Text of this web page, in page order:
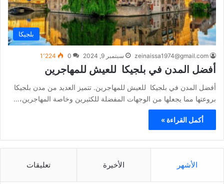
بلجيكا
zeinaissa1974@gmail.com سبتمبر 9, 2024 0 1٬224
أفضل المدن في بلجيكا للعيش للمهاجرين
أفضل المدن في بلجيكا للعيش للمهاجرين. تتميز العديد من مدن بلجيكا
بروعتها مما يجعلها من الوجهات المفضلة للكثيرين وخاصة المهاجرين،…
أكمل القراءة »
الأشهر الأخيرة تعليقات